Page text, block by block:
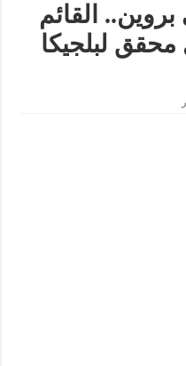
القائم
لبلجيكا